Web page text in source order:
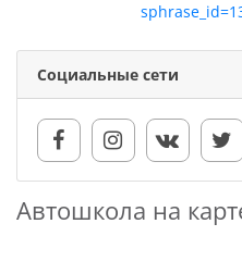
Социальные сети
Автошкола на